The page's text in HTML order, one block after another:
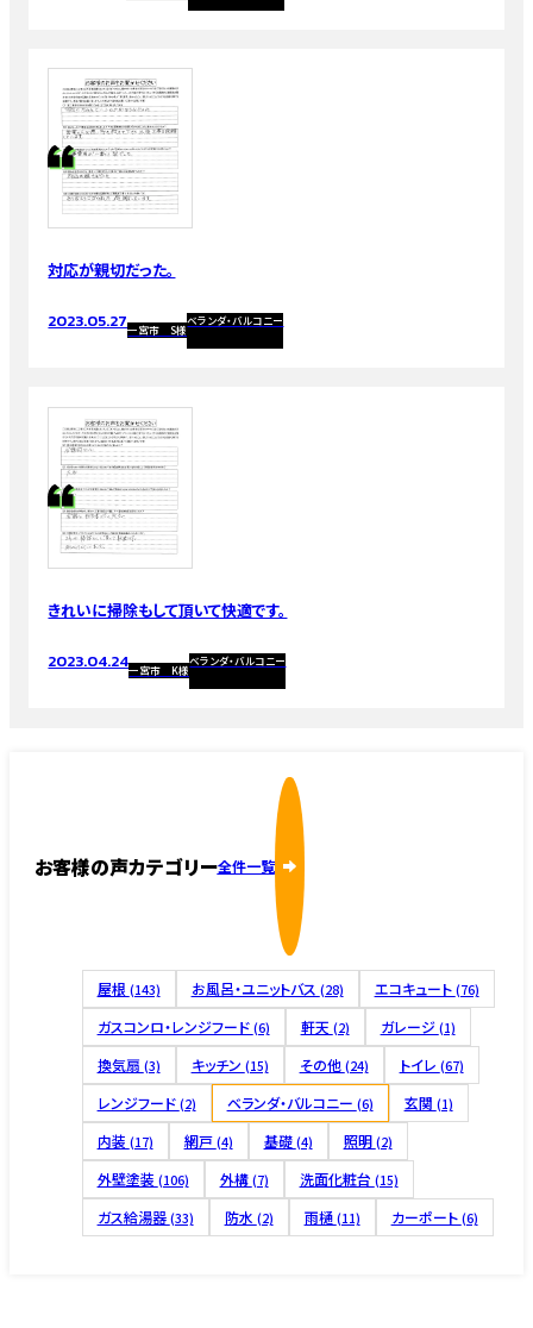
対応が親切だった。
2023.05.27一宮市 S様
ベランダ・バルコニー
きれいに掃除もして頂いて快適です。
2023.04.24一宮市 K様
ベランダ・バルコニー
お客様の声カテゴリー全件一覧
屋根 (143) お風呂・ユニットバス (28) エコキュート (76)
ガスコンロ・レンジフード (6) 軒天 (2) ガレージ (1)
換気扇 (3) キッチン (15) その他 (24) トイレ (67)
レンジフード (2) ベランダ・バルコニー (6) 玄関 (1)
内装 (17) 網戸 (4) 基礎 (4) 照明 (2)
外壁塗装 (106) 外構 (7) 洗面化粧台 (15)
ガス給湯器 (33) 防水 (2) 雨樋 (11) カーポート (6)